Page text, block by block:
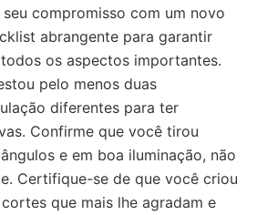
compromisso com um novo
abrangente para garantir
os aspectos importantes.
pelo menos duas
diferentes para ter
Confirme que você tirou
e em boa iluminação, não
Certifique-se de que você criou
que mais lhe agradam e